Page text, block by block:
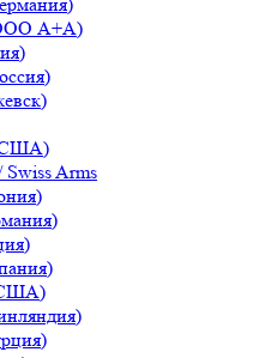
А+А)
Swiss Arms